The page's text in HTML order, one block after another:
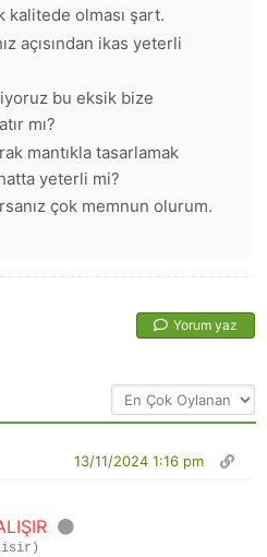
kalitede olması şart.
açısından ikas yeterli
bu eksik bize
mı?
mantıkla tasarlamak
yeterli mi?
çok memnun olurum.
Yorum yaz
13/11/2024 1:16 pm